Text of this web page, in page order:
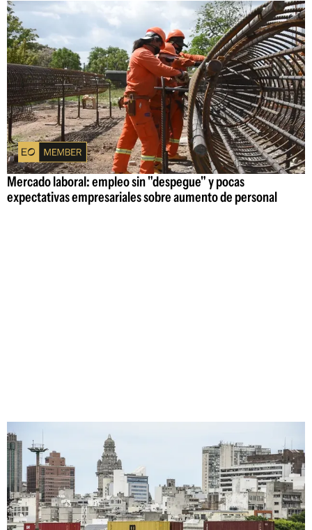
Mercado laboral: empleo sin "despegue" y pocas
expectativas empresariales sobre aumento de personal